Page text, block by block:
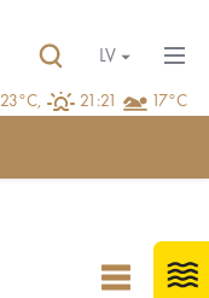
23°C, 21:21 17°C
LV